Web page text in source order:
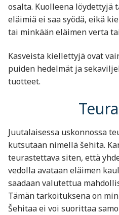
osalta. Kuolleena
eläimiä ei saa syödä, eikä
tai minkään eläimen verta
Kasveista kiellettyjä ovat
puiden hedelmät ja
tuotteet.
Juutalaisessa uskonnossa
kutsutaan nimellä šehita.
teurastettava siten, että
vedolla avataan eläimen
saadaan valutettua
Tämän tarkoituksena on
Šehitaa ei voi suorittaa